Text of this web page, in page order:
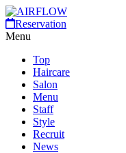
Reservation
Menu
Top
Haircare
Salon
Menu
Staff
Style
Recruit
News